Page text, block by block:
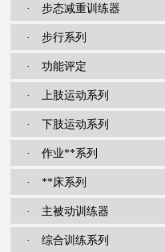
· 步态减重训练器
· 步行系列
· 功能评定
· 上肢运动系列
· 下肢运动系列
· 作业**系列
· **床系列
· 主被动训练器
· 综合训练系列